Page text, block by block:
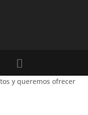
y queremos ofrecer